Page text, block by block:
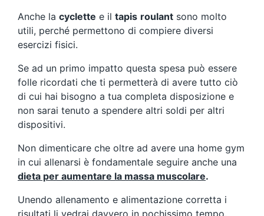
Anche la cyclette e il tapis roulant sono molto
utili, perché permettono di compiere diversi
esercizi fisici.
Se ad un primo impatto questa spesa può essere
folle ricordati che ti permetterà di avere tutto ciò
di cui hai bisogno a tua completa disposizione e
non sarai tenuto a spendere altri soldi per altri
dispositivi.
Non dimenticare che oltre ad avere una home gym
in cui allenarsi è fondamentale seguire anche una
dieta per aumentare la massa muscolare.
Unendo allenamento e alimentazione corretta i
risultati li vedrai davvero in pochissimo tempo.